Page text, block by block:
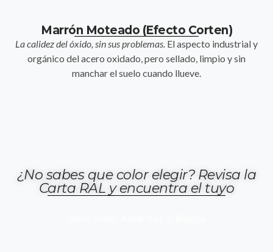
Marrón Moteado (Efecto Corten)
La calidez del óxido, sin sus problemas. El aspecto industrial y
orgánico del acero oxidado, pero sellado, limpio y sin
manchar el suelo cuando llueve.
¿No sabes que color elegir? Revisa la
Carta RAL y encuentra el tuyo